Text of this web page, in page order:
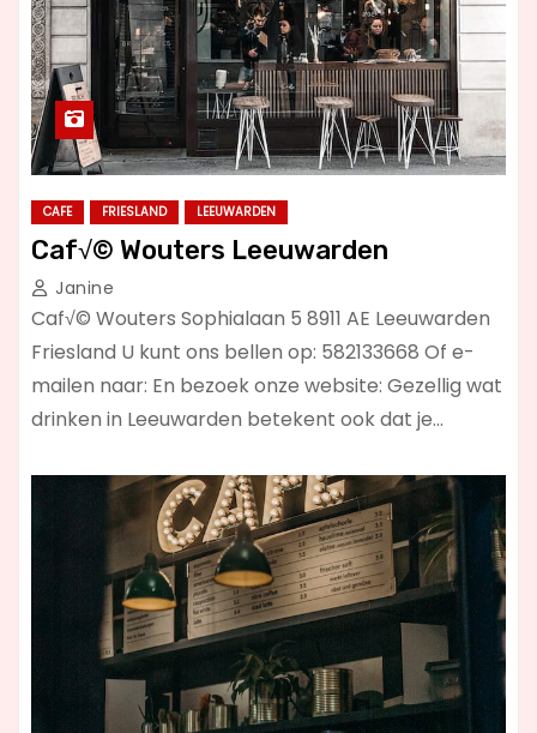
CAFE FRIESLAND LEEUWARDEN
Caf√© Wouters Leeuwarden
Janine
Caf√© Wouters Sophialaan 5 8911 AE Leeuwarden
Friesland U kunt ons bellen op: 582133668 Of e-
mailen naar: En bezoek onze website: Gezellig wat
drinken in Leeuwarden betekent ook dat je…